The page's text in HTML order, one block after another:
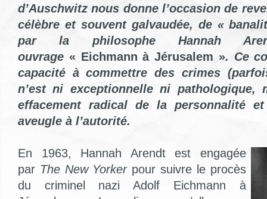
d’Auschwitz nous donne l’occasion de
célèbre et souvent galvaudée, de «
par la philosophe Hannah
ouvrage « Eichmann à Jérusalem ». Ce
capacité à commettre des crimes
n’est ni exceptionnelle ni pathologique,
effacement radical de la personnalité et
aveugle à l’autorité.
En 1963, Hannah Arendt est engagée
par The New Yorkerpour suivre le procès
du criminel nazi Adolf Eichmann à